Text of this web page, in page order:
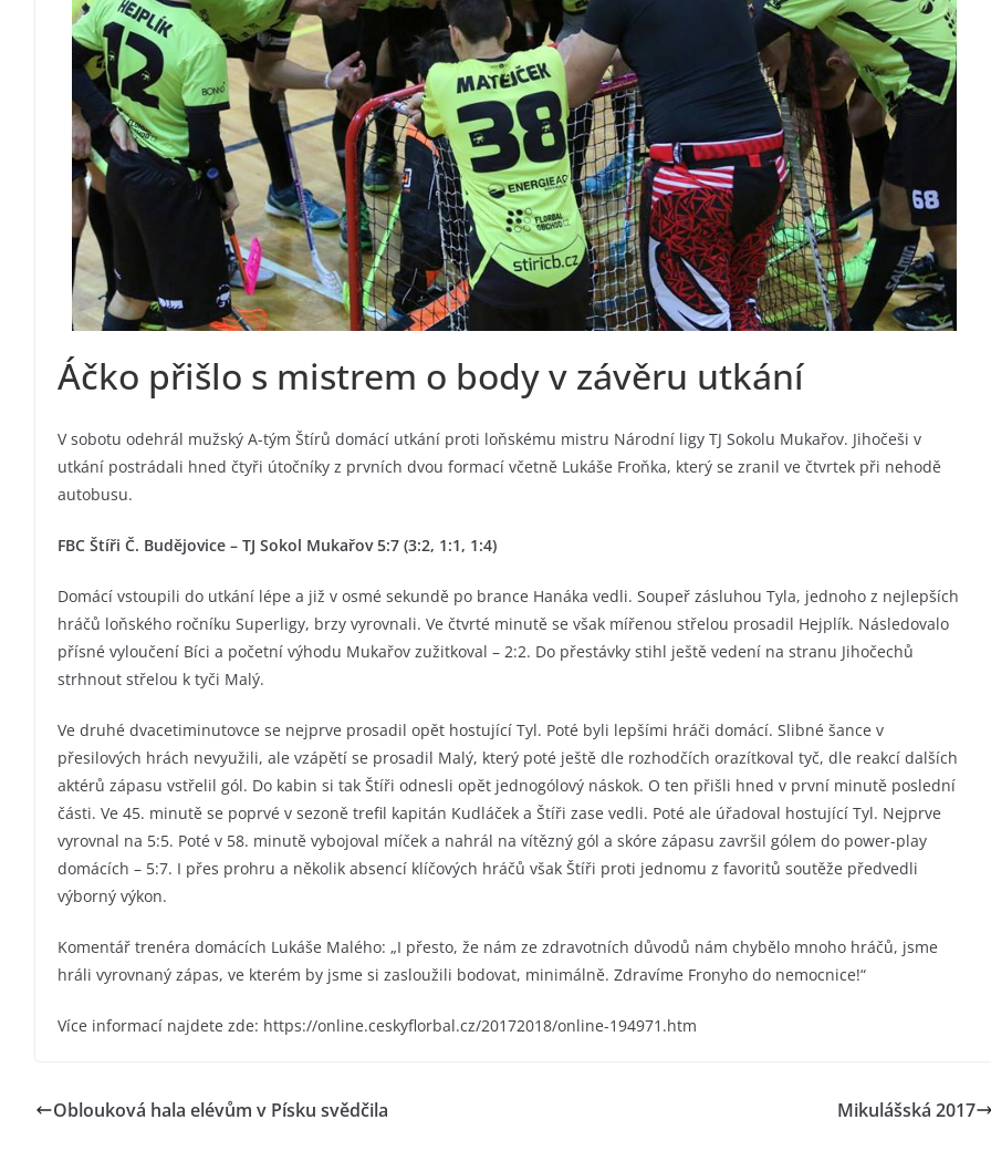
Áčko přišlo s mistrem o body v závěru utkání
V sobotu odehrál mužský A-tým Štírů domácí utkání proti loňskému mistru Národní ligy TJ Sokolu Mukařov. Jihočeši v
utkání postrádali hned čtyři útočníky z prvních dvou formací včetně Lukáše Froňka, který se zranil ve čtvrtek při nehodě
autobusu.
FBC Štíři Č. Budějovice – TJ Sokol Mukařov 5:7 (3:2, 1:1, 1:4)
Domácí vstoupili do utkání lépe a již v osmé sekundě po brance Hanáka vedli. Soupeř zásluhou Tyla, jednoho z nejlepších
hráčů loňského ročníku Superligy, brzy vyrovnali. Ve čtvrté minutě se však mířenou střelou prosadil Hejplík. Následovalo
přísné vyloučení Bíci a početní výhodu Mukařov zužitkoval – 2:2. Do přestávky stihl ještě vedení na stranu Jihočechů
strhnout střelou k tyči Malý.
Ve druhé dvacetiminutovce se nejprve prosadil opět hostující Tyl. Poté byli lepšími hráči domácí. Slibné šance v
přesilových hrách nevyužili, ale vzápětí se prosadil Malý, který poté ještě dle rozhodčích orazítkoval tyč, dle reakcí dalších
aktérů zápasu vstřelil gól. Do kabin si tak Štíři odnesli opět jednogólový náskok. O ten přišli hned v první minutě poslední
části. Ve 45. minutě se poprvé v sezoně trefil kapitán Kudláček a Štíři zase vedli. Poté ale úřadoval hostující Tyl. Nejprve
vyrovnal na 5:5. Poté v 58. minutě vybojoval míček a nahrál na vítězný gól a skóre zápasu završil gólem do power-play
domácích – 5:7. I přes prohru a několik absencí klíčových hráčů však Štíři proti jednomu z favoritů soutěže předvedli
výborný výkon.
Komentář trenéra domácích Lukáše Malého: „I přesto, že nám ze zdravotních důvodů nám chybělo mnoho hráčů, jsme
hráli vyrovnaný zápas, ve kterém by jsme si zasloužili bodovat, minimálně. Zdravíme Fronyho do nemocnice!“
Více informací najdete zde: https://online.ceskyflorbal.cz/20172018/online-194971.htm
Oblouková hala elévům v Písku svědčila Mikulášská 2017